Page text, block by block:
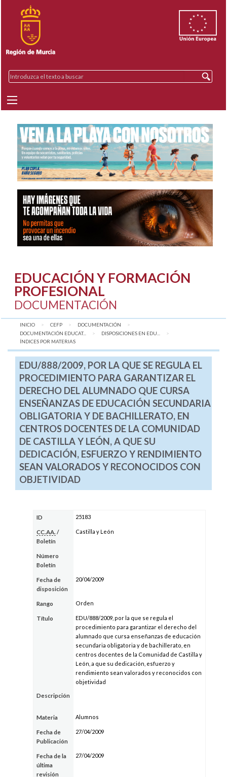
EDUCACIÓN Y FORMACIÓN
PROFESIONAL
DOCUMENTACIÓN
INICIO CEFP
DOCUMENTACIÓN
DOCUMENTACIÓN EDUCAT...
DISPOSICIONES EN EDU...
AQUÍ:
ÍNDICES POR MATERIAS
EDU/888/2009, POR LA QUE SE REGULA EL
PROCEDIMIENTO PARA GARANTIZAR EL
DERECHO DEL ALUMNADO QUE CURSA
ENSEÑANZAS DE EDUCACIÓN SECUNDARIA
OBLIGATORIA Y DE BACHILLERATO, EN
CENTROS DOCENTES DE LA COMUNIDAD
DE CASTILLA Y LEÓN, A QUE SU
DEDICACIÓN, ESFUERZO Y RENDIMIENTO
SEAN VALORADOS Y RECONOCIDOS CON
OBJETIVIDAD
ID 25183
CC.AA. /
Boletín
Castilla y León
Número
Boletín
Fecha de
disposición
20/04/2009
Rango Orden
Título
EDU/888/2009, por la que se regula el
procedimiento para garantizar el derecho del
alumnado que cursa enseñanzas de educación
secundaria obligatoria y de bachillerato, en
centros docentes de la Comunidad de Castilla y
León, a que su dedicación, esfuerzo y
rendimiento sean valorados y reconocidos con
objetividad
Descripción
Materia Alumnos
Fecha de
Publicación
27/04/2009
Fecha de la
última
revisión
27/04/2009